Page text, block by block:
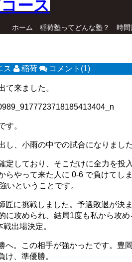
ホーム 稲荷塾ってどんな塾？ 時間
ス 稲荷 コメント(1)
て来ました。
す。
し、小雨の中での試合になりました
定しており、そこだけに全力を投
らやって来た人に 0-6 で負けてし
いということです。
匠に挑戦しました。予選敗退が決
に攻められ、結局1度も私から攻
出場決定。
へ。この相手が強かったです。豊
け、準優勝。